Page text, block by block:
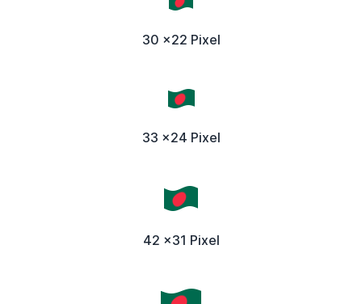
30 x22 Pixel
33 x24 Pixel
42 x31 Pixel